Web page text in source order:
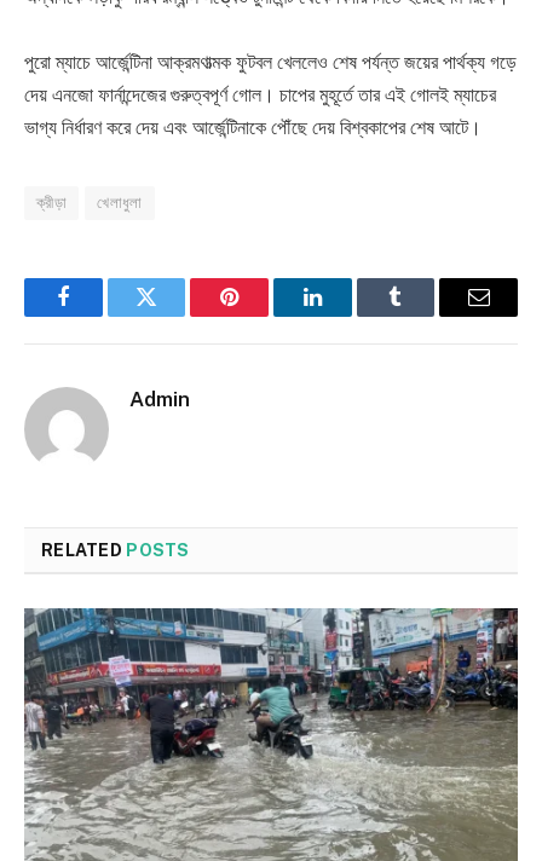
পুরো ম্যাচে আর্জেন্টিনা আক্রমণাত্মক ফুটবল খেললেও শেষ পর্যন্ত জয়ের পার্থক্য গড়ে
দেয় এনজো ফার্নান্দেজের গুরুত্বপূর্ণ গোল। চাপের মুহূর্তে তার এই গোলই ম্যাচের
ভাগ্য নির্ধারণ করে দেয় এবং আর্জেন্টিনাকে পৌঁছে দেয় বিশ্বকাপের শেষ আটে।
ক্রীড়া খেলাধুলা
FacebookTwitter Pinterest LinkedInTumblr Email
Admin
RELATED POSTS